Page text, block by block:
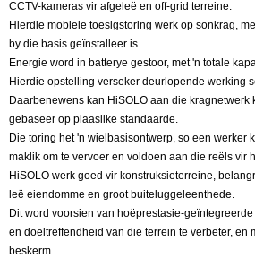
CCTV-kameras vir afgeleë en off-grid terreine.
Hierdie mobiele toesigstoring werk op sonkrag,
by die basis geïnstalleer is.
Energie word in batterye gestoor, met 'n totale
Hierdie opstelling verseker deurlopende werking
Daarbenewens kan HiSOLO aan die kragnetwerk
gebaseer op plaaslike standaarde.
Die toring het 'n wielbasisontwerp, so een werker
maklik om te vervoer en voldoen aan die reëls vir
HiSOLO werk goed vir konstruksieterreine,
leë eiendomme en groot buiteluggeleenthede.
Dit word voorsien van hoëprestasie-
en doeltreffendheid van die terrein te verbeter, en
beskerm.